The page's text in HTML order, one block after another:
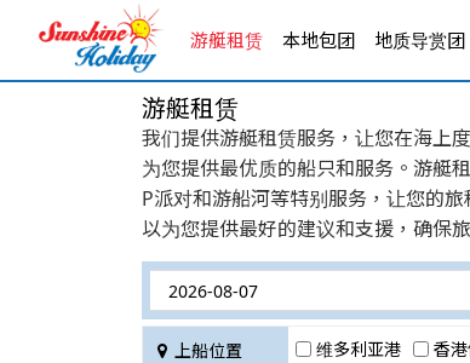
游艇租赁 本地包团 地质导赏团
游艇租赁
我们提供游艇租赁服务，让您在海上
为您提供最优质的船只和服务。游艇
P派对和游船河等特别服务，让您的
以为您提供最好的建议和支援，确保
上船位置 维多利亚港 香